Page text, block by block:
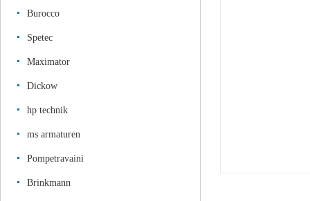
Burocco
Spetec
Maximator
Dickow
hp technik
ms armaturen
Pompetravaini
Brinkmann